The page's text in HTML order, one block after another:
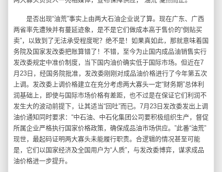
是否出现“油荒”事实上由两大石油企业说了算。现在广东、广西
两省率先遭殃并有蔓延迹象，是不是它们做成本高于售价的“倒贴买
卖”，以致到了无法承受程度呢？绝不是！如果真如此，那就意味着国
务院及国家发改委把账算错了！不错，至今为止国内成品油销售实行
发改委规定中准价制度，当下国内油价确实低于国际市场。但近在7
月23日，经国务院批准，发改委刚刚对成品油价格进行了今年第五次
上调。发改委上调价格建立在充分考虑两大寡头一定“财务期”总体利
润基础上，即使与国际市场价格有差距，也不过是在保证它们利润不
发生大的波动前提下，让其适当“回吐”而已。7月23日发改委发出上调
油价通知同时要求：“中石油、中石化集团公司要积极组织生产，督促
所属企业严格执行国家价格政策，确保成品油市场供应。”此番“油荒”
现世，最起码证明两大寡头未能履行职责。合逻辑的情况甚至可能
是，它们以国家经济及全国用户为“人质”，与发改委博弈，谋求成品
油价格进一步提升。